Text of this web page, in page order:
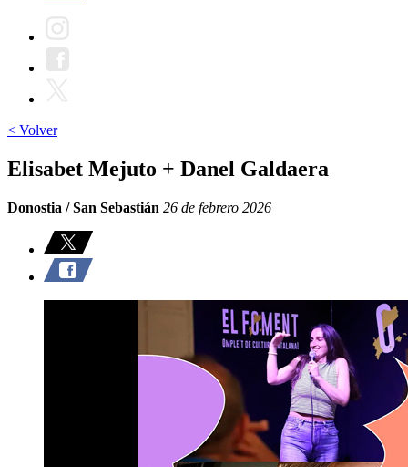
< Volver
Elisabet Mejuto + Danel Galdaera
Donostia / San Sebastián 26 de febrero 2026